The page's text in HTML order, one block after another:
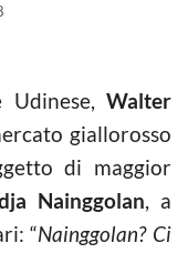
Walter
giallorosso
di maggior
Nainggolan, a
“Nainggolan? Ci